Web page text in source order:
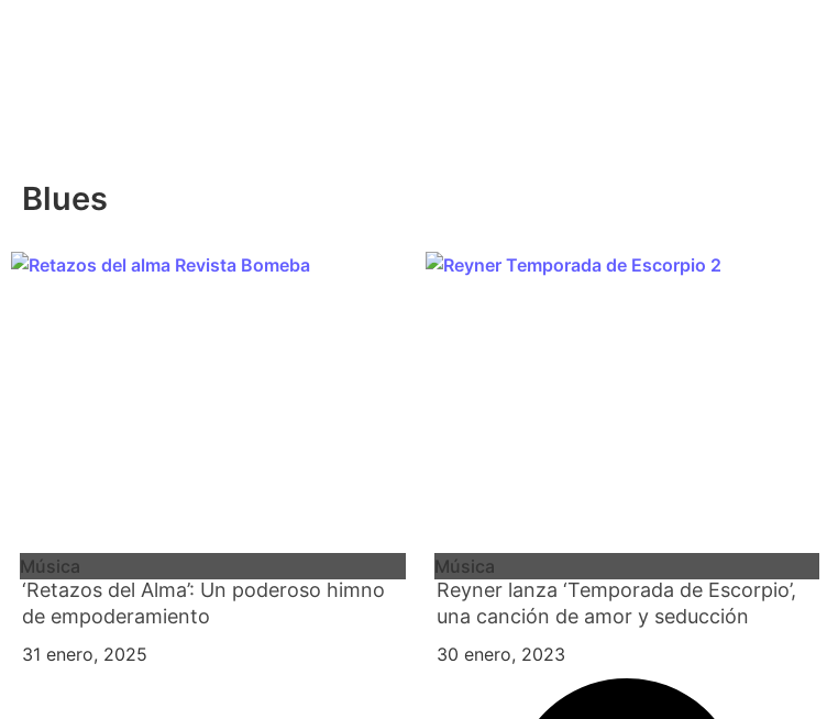
Blues
Música
‘Retazos del Alma’: Un poderoso himno
de empoderamiento
31 enero, 2025
Música
Reyner lanza ‘Temporada de Escorpio’,
una canción de amor y seducción
30 enero, 2023